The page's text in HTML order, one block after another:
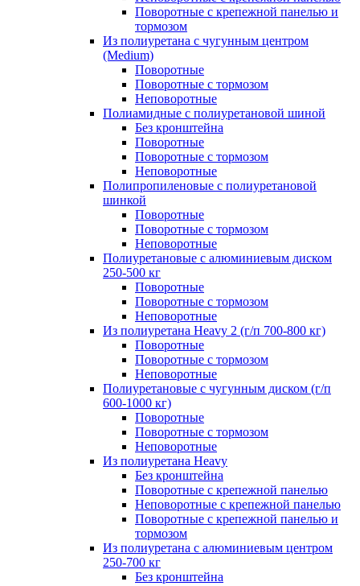
Поворотные с крепежной панелью и
тормозом
Из полиуретана с чугунным центром
(Medium)
Поворотные
Поворотные с тормозом
Неповоротные
Полиамидные с полиуретановой шиной
Без кронштейна
Поворотные
Поворотные с тормозом
Неповоротные
Полипропиленовые с полиуретановой
шинкой
Поворотные
Поворотные с тормозом
Неповоротные
Полиуретановые с алюминиевым диском
250-500 кг
Поворотные
Поворотные с тормозом
Неповоротные
Из полиуретана Heavy 2 (г/п 700-800 кг)
Поворотные
Поворотные с тормозом
Неповоротные
Полиуретановые с чугунным диском (г/п
600-1000 кг)
Поворотные
Поворотные с тормозом
Неповоротные
Из полиуретана Heavy
Без кронштейна
Поворотные с крепежной панелью
Неповоротные с крепежной панелью
Поворотные с крепежной панелью и
тормозом
Из полиуретана с алюминиевым центром
250-700 кг
Без кронштейна